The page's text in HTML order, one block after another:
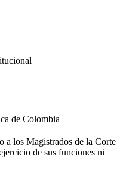
de Colombia
a los Magistrados de la Corte
de sus funciones ni